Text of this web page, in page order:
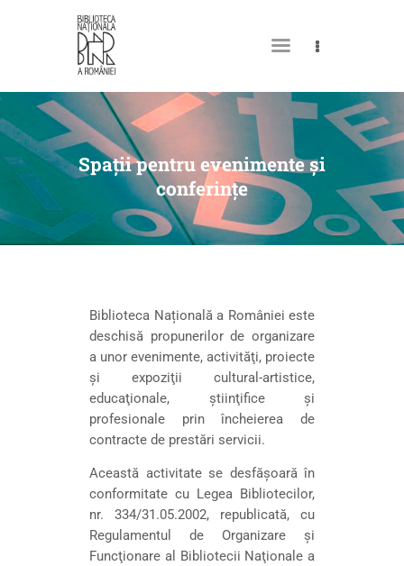
Spații pentru evenimente și
conferințe
DESPRE NOI
PERMISUL MEU DE
BIBLIOTECĂ
CATALOAGE ȘI COLECȚII
BIBLIOTECA DIGITALĂ
CULTURALE
SPAȚII
NOUTĂȚI
Biblioteca Națională a României este
deschisă propunerilor de organizare
a unor evenimente, activităţi, proiecte
şi expoziţii cultural-artistice,
educaţionale, ştiinţifice şi
profesionale prin încheierea de
contracte de prestări servicii.
Această activitate se desfășoară în
conformitate cu Legea Bibliotecilor,
nr. 334/31.05.2002, republicată, cu
Regulamentul de Organizare şi
Funcţionare al Bibliotecii Naţionale a